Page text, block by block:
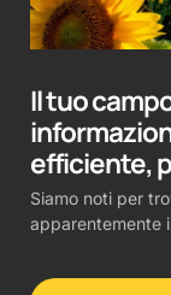
Il tuo
efficiente,
Siamo noti per
apparentemente